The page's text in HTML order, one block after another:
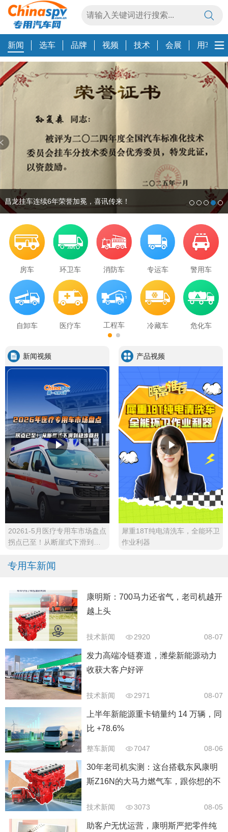
新闻 选车 品牌 视频 技术 会展 用车养
智能桥梁：皮卡SUV也能大展身手
房车 环卫车 消防车 专运车 警用车
自卸车 医疗车 工程车 冷藏车 危化车
新闻视频
20261-5月医疗专用车市场盘点
拐点已至！从断崖式下滑到稳
产品视频
犀重18T纯电清洗车，全能环卫
作业利器
专用车新闻
康明斯：700马力还省气，老司机越开
越上头
技术新闻 2920 08-07
发力高端冷链赛道，潍柴新能源动力
收获大客户好评
技术新闻 2971 08-07
上半年新能源重卡销量约 14 万辆，同
比 +78.6%
整车新闻 7047 08-06
30年老司机实测：这台搭载东风康明
斯Z16N的大马力燃气车，跟你想的不
技术新闻 3073 08-05
助客户无忧运营，康明斯严把零件纯